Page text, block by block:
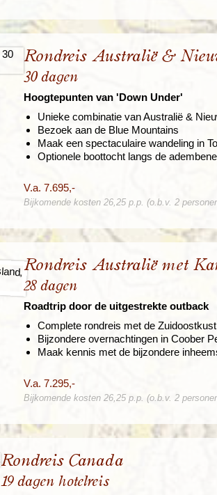
Rondreis Australië &
30 dagen
Hoogtepunten van 'Down Under'
Unieke combinatie van Australië &
Bezoek aan de Blue Mountains
Maak een spectaculaire wandeling in
Optionele boottocht langs de
V.a. 7.695,-
Bijkomende kosten 26,25 p.p. (o.b.v. 2
Rondreis Australië met
28 dagen
Roadtrip door de uitgestrekte outback
Complete rondreis met de
Bijzondere overnachtingen in Coober
Maak kennis met de bijzondere
V.a. 7.295,-
Bijkomende kosten 26,25 p.p. (o.b.v. 2
Rondreis Canada
19 dagen hotelreis